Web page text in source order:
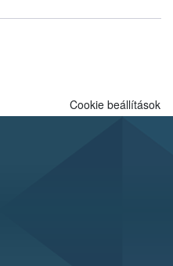
jártas szakértőt.
Cookie beállítások